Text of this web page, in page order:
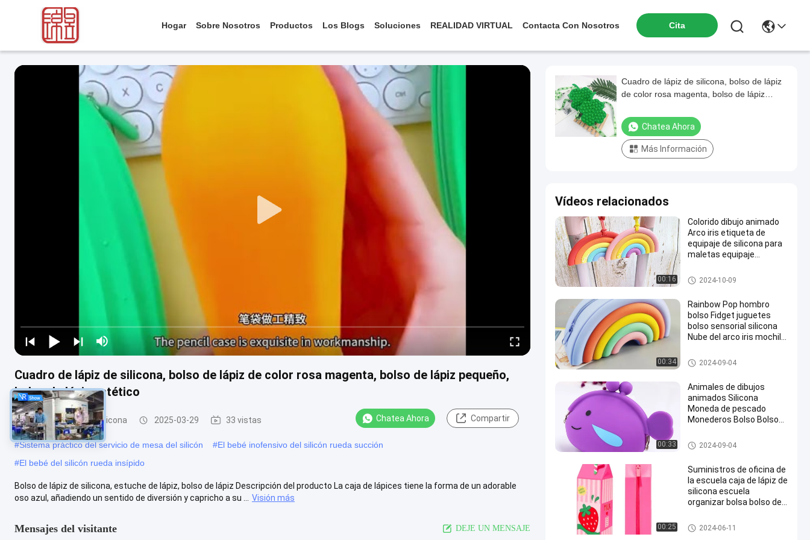
Hogar Sobre Nosotros Productos Los Blogs Soluciones REALIDAD VIRTUAL Contacta Con Nosotros Cita
Cuadro de lápiz de silicona, bolso de lápiz de color rosa magenta, bolso de lápiz pequeño,
bolso de lápiz estético
Caja de lápices de silicona 2025-03-29 33 vistas Chatea Ahora Compartir
#Sistema práctico del servicio de mesa del silicón #El bebé inofensivo del silicón rueda succión
#El bebé del silicón rueda insípido
Bolso de lápiz de silicona, estuche de lápiz, bolso de lápiz Descripción del producto La caja de lápices tiene la forma de un adorable
oso azul, añadiendo un sentido de diversión y capricho a su ...
Visión más
Mensajes del visitante DEJE UN MENSAJE
Cuadro de lápiz de silicona, bolso de lápiz
de color rosa magenta, bolso de lápiz
Chatea Ahora
Más Información
Vídeos relacionados
00:16
Colorido dibujo animado
Arco iris etiqueta de
equipaje de silicona para
maletas equipaje
etiquetas identificadores
Papelería de silicona
2024-10-09
00:34
Rainbow Pop hombro
bolso Fidget juguetes
bolso sensorial silicona
Nube del arco iris mochila
de lápiz para niños
regalos
Caja de lápices de silicona
2024-09-04
00:33
Animales de dibujos
animados Silicona
Moneda de pescado
Monederos Bolso Bolso
premio de la escuela
Regalos Bolso de bolso
cumpleaños
Caja de lápices de silicona
2024-09-04
00:25
Suministros de oficina de
la escuela caja de lápiz de
silicona escuela
organizar bolsa bolso de
bolso para niño
Caja de lápices de silicona
2024-06-11